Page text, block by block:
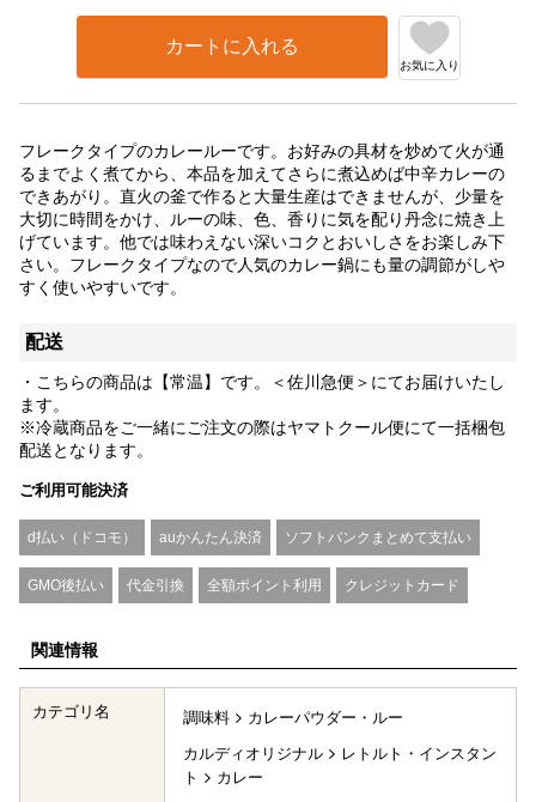
カートに入れる
お気に入り
フレークタイプのカレールーです。お好みの具材を炒めて火が通
るまでよく煮てから、本品を加えてさらに煮込めば中辛カレーの
できあがり。直火の釜で作ると大量生産はできませんが、少量を
大切に時間をかけ、ルーの味、色、香りに気を配り丹念に焼き上
げています。他では味わえない深いコクとおいしさをお楽しみ下
さい。フレークタイプなので人気のカレー鍋にも量の調節がしや
すく使いやすいです。
配送
・こちらの商品は【常温】です。＜佐川急便＞にてお届けいたし
ます。
※冷蔵商品をご一緒にご注文の際はヤマトクール便にて一括梱包
配送となります。
ご利用可能決済
d払い（ドコモ） auかんたん決済 ソフトバンクまとめて支払い
GMO後払い 代金引換 全額ポイント利用 クレジットカード
関連情報
カテゴリ名 調味料
カレーパウダー・ルー
カルディオリジナル
レトルト・インスタン
ト
カレー